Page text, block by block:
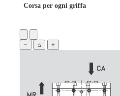
Corsa per ogni griffa
− ⌂ +